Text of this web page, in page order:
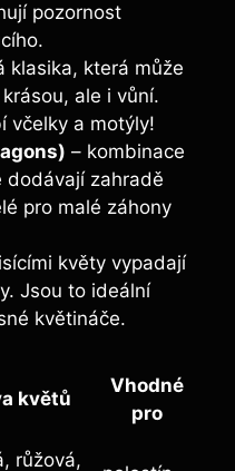
pozornost
klasika, která může
ale i vůní.
včelky a motýly!
– kombinace
dodávají zahradě
pro malé záhony
květy vypadají
Jsou to ideální
květináče.
květů
Vhodné
pro
růžová,